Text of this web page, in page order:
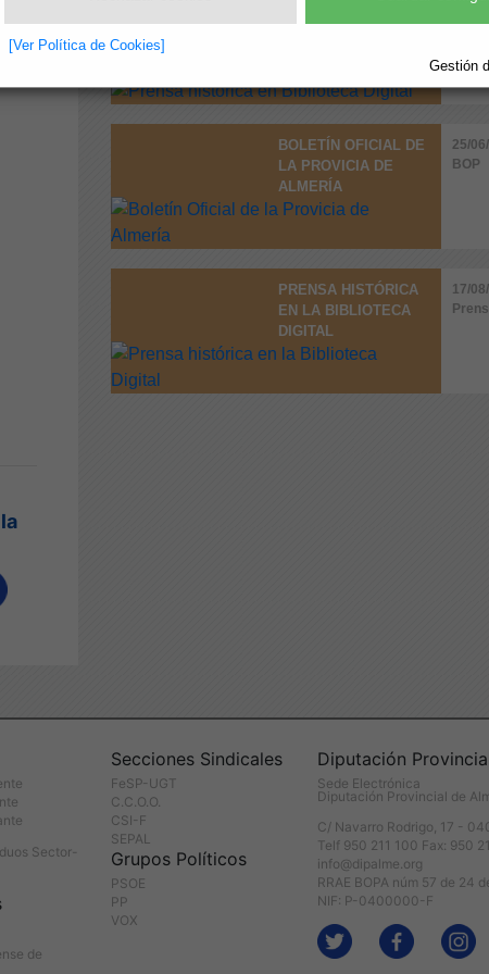
[Ver Política de Cookies]
Gestión
PRENSA HISTÓRICA
22/
BOLETÍN OFICIAL DE
LA PROVICIA DE
ALMERÍA
25/
BOP
PRENSA HISTÓRICA
EN LA BIBLIOTECA
DIGITAL
17/
Sector-
de
Secciones Sindicales
FeSP-UGT
C.C.O.O.
CSI-F
SEPAL
Grupos Políticos
PSOE
PP
VOX
Diputación
Sede Electrónica
Diputación Provincial de
C/ Navarro Rodrigo, 17 -
Telf 950 211 100 Fax: 950
info@dipalme.org
RRAE BOPA núm 57 de 24
NIF: P-0400000-F